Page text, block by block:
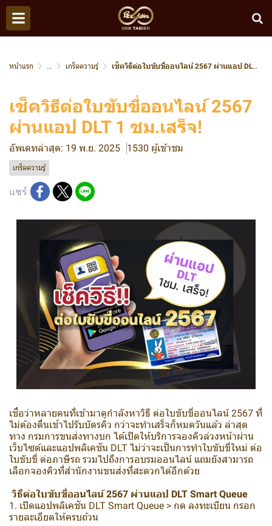
หน้าแรก ... เกร็ดความรู้ เช็ควิธีต่อใบขับขี่ออนไลน์ 2567 ผ่านแอป DLT 1 ชม.เสร็จ!
เช็ควิธีต่อใบขับขี่ออนไลน์ 2567
ผ่านแอป DLT 1 ชม.เสร็จ!
อัพเดทล่าสุด: 19 พ.ย. 2025 1530 ผู้เข้าชม
เกร็ดความรู้
แชร์
เชื่อว่าหลายคนที่เข้ามาดูกำลังหาวิธี ต่อใบขับขี่ออนไลน์ 2567 ที่
ไม่ต้องตื่นเช้าไปรับบัตรคิว กว่าจะทำเสร็จก็หมดวันแล้ว ล่าสุด
ทาง กรมการขนส่งทางบก ได้เปิดให้บริการจองคิวล่วงหน้าผ่าน
เว็บไซต์และแอปพลิเคชัน DLT ไม่ว่าจะเป็นการทำใบขับขี่ใหม่ ต่อ
ใบขับขี่ ต่อภาษีรถ รวมไปถึงการอบรมออนไลน์ แถมยังสามารถ
เลือกจองคิวที่สำนักงานขนส่งที่สะดวกได้อีกด้วย
วิธีต่อใบขับขี่ออนไลน์ 2567 ผ่านแอป DLT Smart Queue
1. เปิดแอปพลิเคชัน DLT Smart Queue > กด ลงทะเบียน กรอก
รายละเอียดให้ครบถ้วน